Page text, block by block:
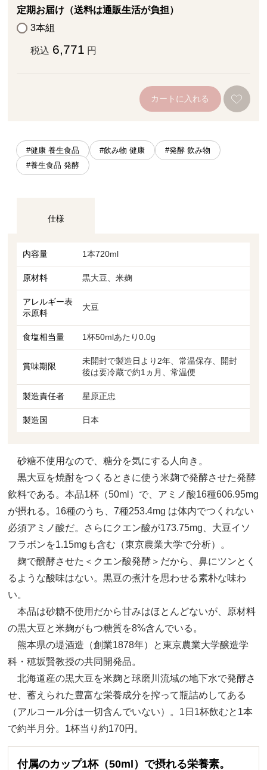
定期お届け（送料は通販生活が負担）
3本組
税込 6,771 円
カートに入れる
#健康 養生食品 #飲み物 健康
#発酵 飲み物
#養生食品 発酵
仕様
内容量 1本720ml
原材料 黒大豆、米麹
アレルギー表
示原料
大豆
食塩相当量 1杯50mlあたり0.0g
賞味期限
未開封で製造日より2年、常温保存、開封
後は要冷蔵で約1ヵ月、常温便
製造責任者 星原正忠
製造国 日本
砂糖不使用なので、糖分を気にする人向き。
黒大豆を焼酎をつくるときに使う米麹で発酵させた発酵
飲料である。本品1杯（50ml）で、アミノ酸16種606.95mg
が摂れる。16種のうち、7種253.4mg は体内でつくれない
必須アミノ酸だ。さらにクエン酸が173.75mg、大豆イソ
フラボンを1.15mgも含む（東京農業大学で分析）。
麹で醗酵させた＜クエン酸発酵＞だから、鼻にツンとく
るような酸味はない。黒豆の煮汁を思わせる素朴な味わ
い。
本品は砂糖不使用だから甘みはほとんどないが、原材料
の黒大豆と米麹がもつ糖質を8%含んでいる。
熊本県の堤酒造（創業1878年）と東京農業大学醸造学
科・穂坂賢教授の共同開発品。
北海道産の黒大豆を米麹と球磨川流域の地下水で発酵さ
せ、蓄えられた豊富な栄養成分を搾って瓶詰めしてある
（アルコール分は一切含んでいない）。1日1杯飲むと1本
で約半月分。1杯当り約170円。
付属のカップ1杯（50ml）で摂れる栄養素。